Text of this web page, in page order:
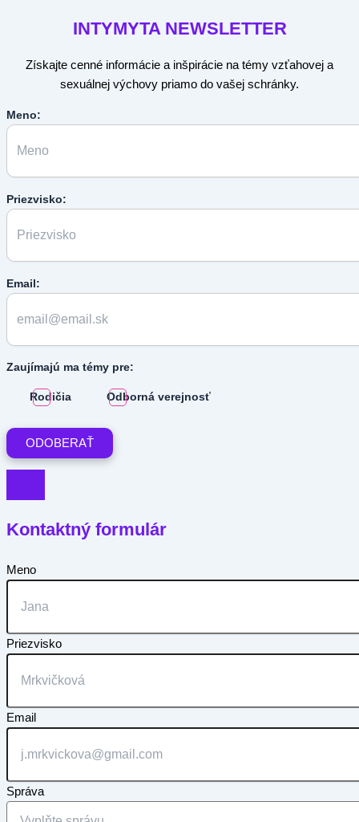
INTYMYTA NEWSLETTER
Získajte cenné informácie a inšpirácie na témy vzťahovej a
sexuálnej výchovy priamo do vašej schránky.
Meno:
Priezvisko:
Email:
Zaujímajú ma témy pre:
Rodičia Odborná verejnosť
Kontaktný formulár
Meno
Priezvisko
Email
Správa